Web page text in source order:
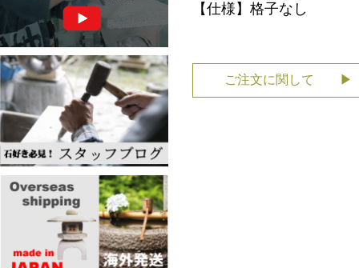
【仕様】格子なし
ご注文に関して ▶